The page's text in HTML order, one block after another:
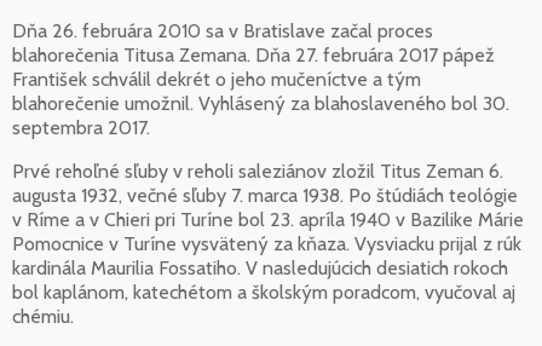
Dňa 26. februára 2010 sa v Bratislave začal proces
blahorečenia Titusa Zemana. Dňa 27. februára 2017 pápež
František schválil dekrét o jeho mučeníctve a tým
blahorečenie umožnil. Vyhlásený za blahoslaveného bol 30.
septembra 2017.
Prvé rehoľné sľuby v reholi saleziánov zložil Titus Zeman 6.
augusta 1932, večné sľuby 7. marca 1938. Po štúdiách teológie
v Ríme a v Chieri pri Turíne bol 23. apríla 1940 v Bazilike Márie
Pomocnice v Turíne vysvätený za kňaza. Vysviacku prijal z rúk
kardinála Maurilia Fossatiho. V nasledujúcich desiatich rokoch
bol kaplánom, katechétom a školským poradcom, vyučoval aj
chémiu.